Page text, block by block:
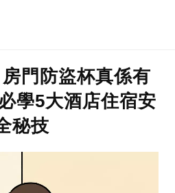
房門防盜杯真係有
學5大酒店住宿安
秘技